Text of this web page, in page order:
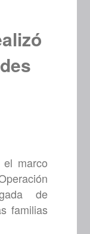
marco
de
familias